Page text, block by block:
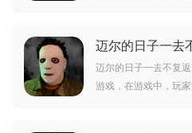
吧！
迈尔的日子一去
迈尔的日子一去不复
游戏，在游戏中，玩